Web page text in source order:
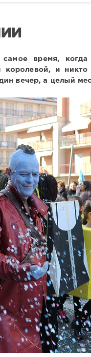
время, когда
королевой, и
вечер, а целый